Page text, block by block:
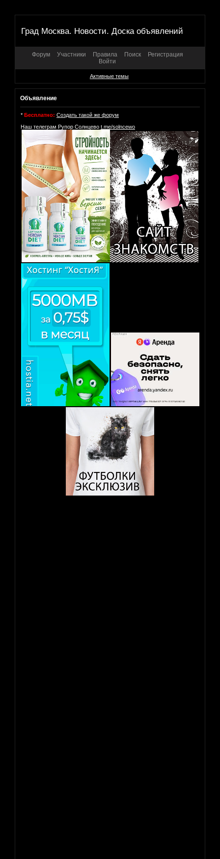
Град Москва. Новости. Доска объявлений
Форум Участники Правила Поиск
Регистрация
Войти
Активные темы
Объявление
* Бесплатно: Создать такой же форум
Наш телеграм Рупор Солнцево t.me/solncewo